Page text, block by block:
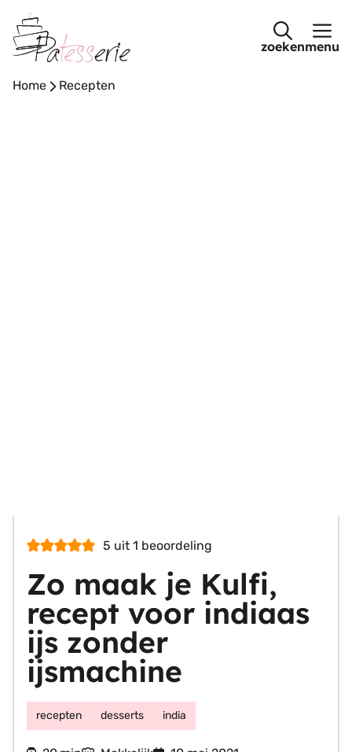
naar
de
menu
Home - Recepten
5 uit 1 beoordeling
Zo maak je Kulfi,
recept voor indiaas
ijs zonder
ijsmachine
recepten desserts india